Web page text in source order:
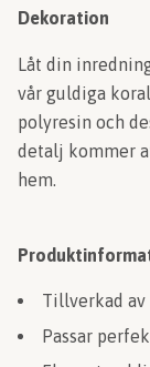
Dekoration
Låt din
vår guldiga
polyresin och
detalj kommer
hem.
Tillverkad
Passar